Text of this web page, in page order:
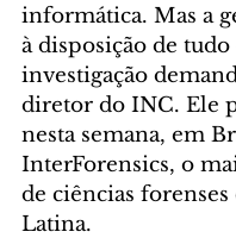
informática. Mas a
à disposição de tudo
investigação
diretor do INC. Ele
nesta semana, em
InterForensics, o
de ciências
Latina.